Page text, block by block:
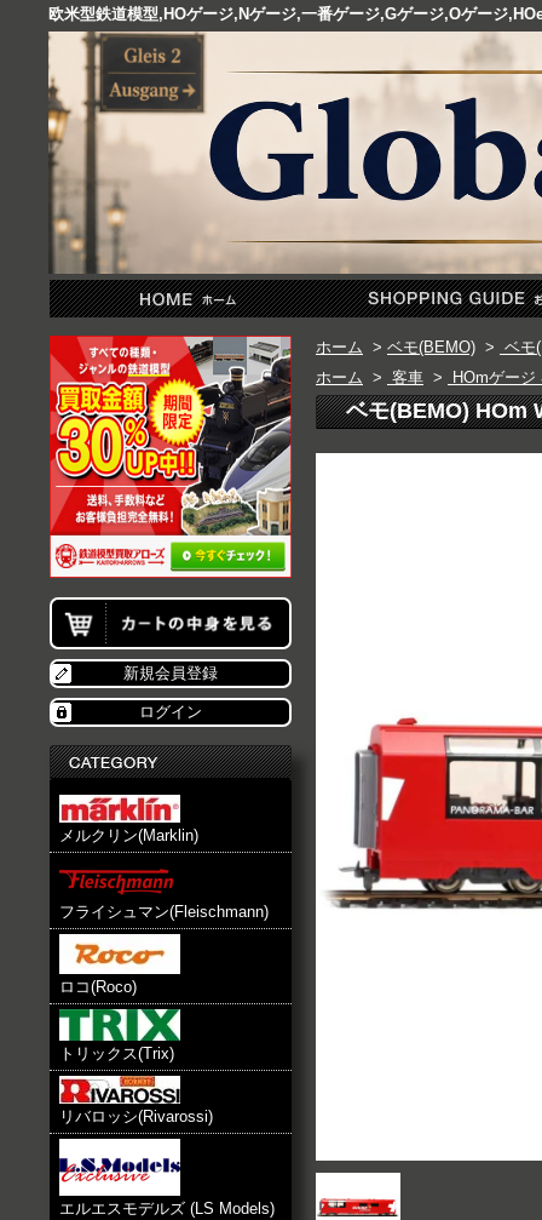
欧米型鉄道模型,HOゲージ,Nゲージ,一番ゲージ,Gゲージ,Oゲージ
新規会員登録
ログイン
メルクリン(Marklin)
フライシュマン(Fleischmann)
ロコ(Roco)
トリックス(Trix)
リバロッシ(Rivarossi)
エルエスモデルズ (LS Models)
ホーム > ベモ(BEMO) > ベモ
ホーム > 客車 > HOmゲージ
ベモ(BEMO) HOm